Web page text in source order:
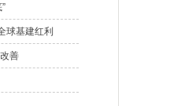
球基建红利
善